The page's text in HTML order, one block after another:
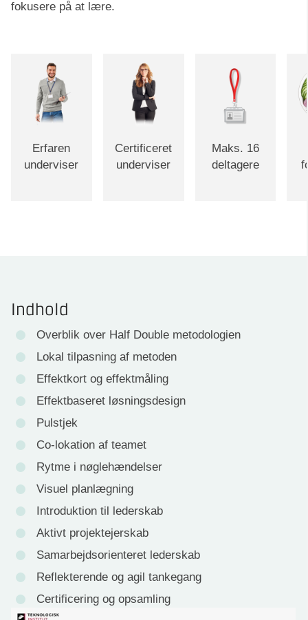
fokusere på at lære.
Erfaren
underviser
Certificeret
underviser
Maks. 16
deltagere
Indhold
Overblik over Half Double metodologien
Lokal tilpasning af metoden
Effektkort og effektmåling
Effektbaseret løsningsdesign
Pulstjek
Co-lokation af teamet
Rytme i nøglehændelser
Visuel planlægning
Introduktion til lederskab
Aktivt projektejerskab
Samarbejdsorienteret lederskab
Reflekterende og agil tankegang
Certificering og opsamling